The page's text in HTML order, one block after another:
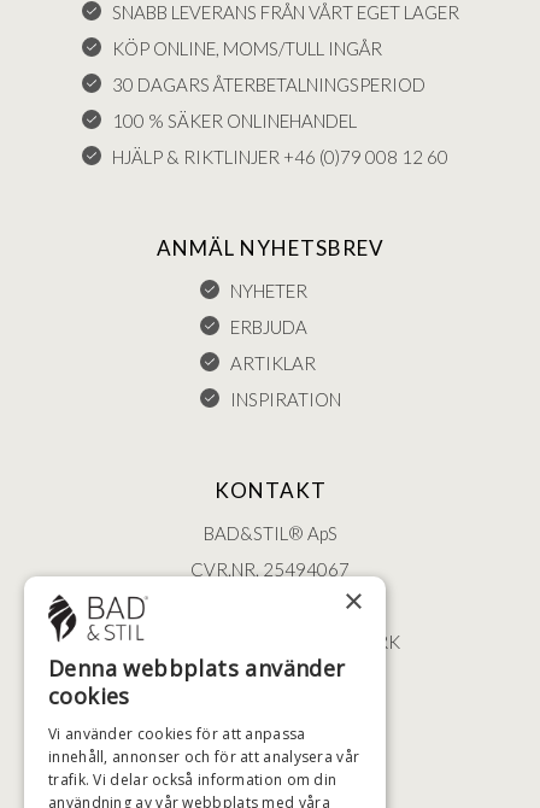
SNABB LEVERANS FRÅN VÅRT EGET LAGER
KÖP ONLINE, MOMS/TULL INGÅR
30 DAGARS ÅTERBETALNINGSPERIOD
100 % SÄKER ONLINEHANDEL
HJÄLP & RIKTLINJER +46 (0)79 008 12 60
ANMÄL NYHETSBREV
NYHETER
ERBJUDA
ARTIKLAR
INSPIRATION
KONTAKT
BAD&STIL® ApS
CVR.NR. 25494067
ØSTERBROGADE 202
2100 KØBENHAVN • DANMARK
+46 (0)79 008 12 60
HÖGSTA KREDITVÄRDIGHET
×
Denna webbplats använder
cookies
Vi använder cookies för att anpassa
innehåll, annonser och för att analysera vår
trafik. Vi delar också information om din
användning av vår webbplats med våra